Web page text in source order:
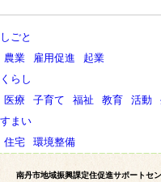
ナ
ビ
ゲ
ー
シ
ョ
ン
しごと
農業
雇用促進
起業
くらし
医療
子育て 福祉 教育 活動
すまい
住宅
環境整備
南丹市地域振興課定住促進サポートセ